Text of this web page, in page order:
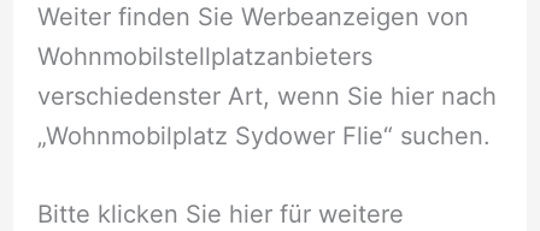
Weiter finden Sie Werbeanzeigen von
Wohnmobilstellplatzanbieters
verschiedenster Art, wenn Sie hier nach
„Wohnmobilplatz Sydower Flie“ suchen.
Bitte klicken Sie hier für weitere